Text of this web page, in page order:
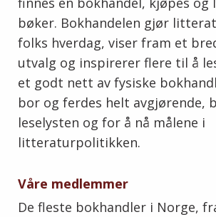
bøker. Bokhandelen gjør
folks hverdag, viser fram et
utvalg og inspirerer flere til å
et godt nett av fysiske
bor og ferdes helt avgjørende,
leselysten og for å nå målene i
litteraturpolitikken.
Våre medlemmer
De fleste bokhandler i Norge,